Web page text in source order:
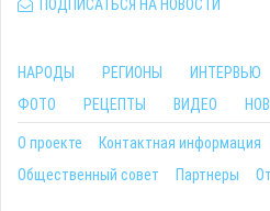
ПОДПИСАТЬСЯ НА НОВОСТИ
НАРОДЫ РЕГИОНЫ ИНТЕРВЬЮ
ФОТО
РЕЦЕПТЫ ВИДЕО
О проекте Контактная информация
Общественный совет
Партнеры